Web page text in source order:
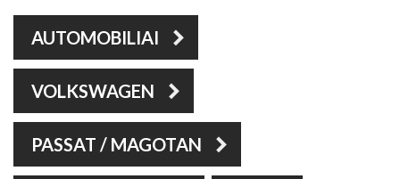
AUTOMOBILIAI
VOLKSWAGEN
PASSAT / MAGOTAN